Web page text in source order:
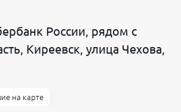
России, рядом с
Киреевск, улица Чехова,
на карте